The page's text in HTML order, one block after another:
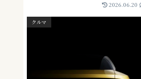
2026.06.20
クルマ